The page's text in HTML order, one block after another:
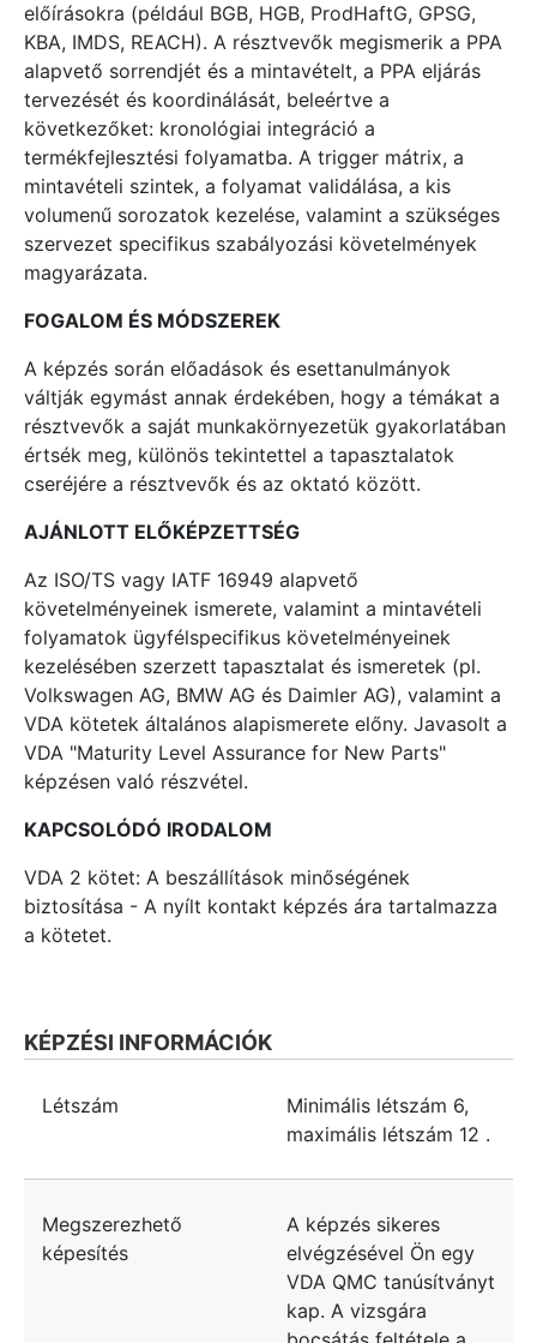
előírásokra (például BGB, HGB, ProdHaftG, GPSG,
KBA, IMDS, REACH). A résztvevők megismerik a PPA
alapvető sorrendjét és a mintavételt, a PPA eljárás
tervezését és koordinálását, beleértve a
következőket: kronológiai integráció a
termékfejlesztési folyamatba. A trigger mátrix, a
mintavételi szintek, a folyamat validálása, a kis
volumenű sorozatok kezelése, valamint a szükséges
szervezet specifikus szabályozási követelmények
magyarázata.
FOGALOM ÉS MÓDSZEREK
A képzés során előadások és esettanulmányok
váltják egymást annak érdekében, hogy a témákat a
résztvevők a saját munkakörnyezetük gyakorlatában
értsék meg, különös tekintettel a tapasztalatok
cseréjére a résztvevők és az oktató között.
AJÁNLOTT ELŐKÉPZETTSÉG
Az ISO/TS vagy IATF 16949 alapvető
követelményeinek ismerete, valamint a mintavételi
folyamatok ügyfélspecifikus követelményeinek
kezelésében szerzett tapasztalat és ismeretek (pl.
Volkswagen AG, BMW AG és Daimler AG), valamint a
VDA kötetek általános alapismerete előny. Javasolt a
VDA "Maturity Level Assurance for New Parts"
képzésen való részvétel.
KAPCSOLÓDÓ IRODALOM
VDA 2 kötet: A beszállítások minőségének
biztosítása - A nyílt kontakt képzés ára tartalmazza
a kötetet.
KÉPZÉSI INFORMÁCIÓK
Létszám Minimális létszám 6,
maximális létszám 12 .
Megszerezhető
képesítés
A képzés sikeres
elvégzésével Ön egy
VDA QMC tanúsítványt
kap. A vizsgára